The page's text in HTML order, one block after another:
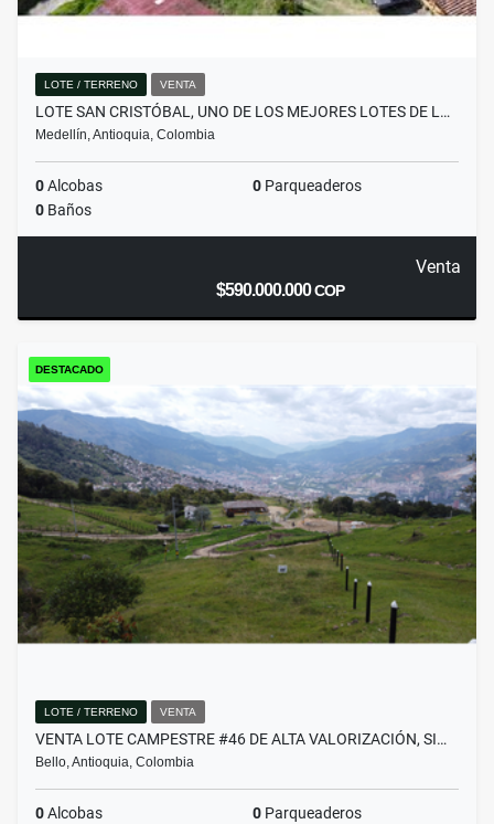
LOTE / TERRENO VENTA
LOTE SAN CRISTÓBAL, UNO DE LOS MEJORES LOTES DE L…
Medellín, Antioquia, Colombia
0Alcobas 0 Parqueaderos
0 Baños
Venta
$590.000.000COP
DESTACADO
LOTE / TERRENO VENTA
VENTA LOTE CAMPESTRE #46 DE ALTA VALORIZACIÓN, SI…
Bello, Antioquia, Colombia
0Alcobas 0 Parqueaderos